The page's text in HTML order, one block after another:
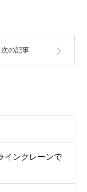
次の記事
インクレーンで